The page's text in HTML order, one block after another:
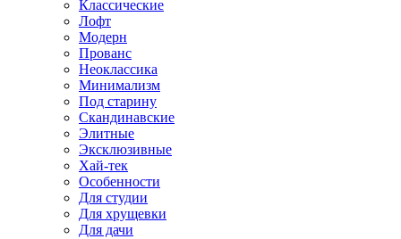
Классические
Лофт
Модерн
Прованс
Неоклассика
Минимализм
Под старину
Скандинавские
Элитные
Эксклюзивные
Хай-тек
Особенности
Для студии
Для хрущевки
Для дачи